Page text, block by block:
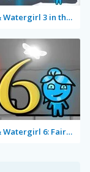
Fireboy & Watergirl 3 in the Ice Temple
Fireboy & Watergirl 6: Fairy Tales